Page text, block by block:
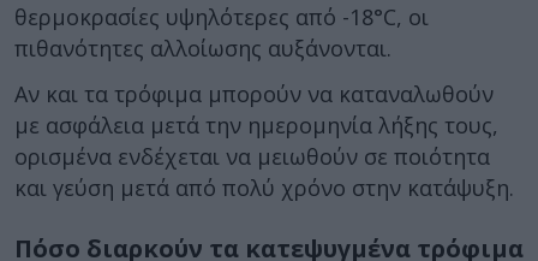
θερμοκρασίες υψηλότερες από -18°C, οι
πιθανότητες αλλοίωσης αυξάνονται.
Αν και τα τρόφιμα μπορούν να καταναλωθούν
με ασφάλεια μετά την ημερομηνία λήξης τους,
ορισμένα ενδέχεται να μειωθούν σε ποιότητα
και γεύση μετά από πολύ χρόνο στην κατάψυξη.
Πόσο διαρκούν τα κατεψυγμένα τρόφιμα